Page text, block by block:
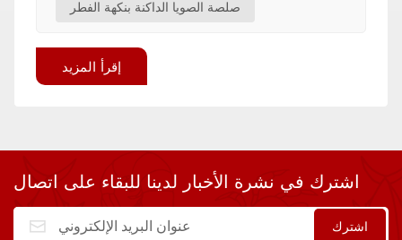
صلصة الصويا الداكنة بنكهة الفطر
إقرأ المزيد
اشترك في نشرة الأخبار لدينا للبقاء على اتصال